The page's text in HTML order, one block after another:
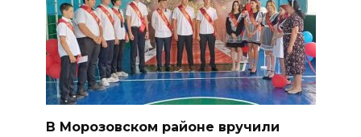
В Морозовском районе вручили